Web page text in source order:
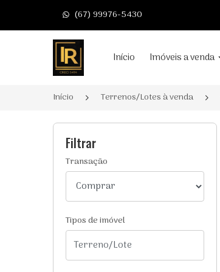
(67) 99976-5430
Página inicialInício Imóveis a venda
Início Terrenos/Lotes à venda
Filtrar
Transação
Tipos de imóvel